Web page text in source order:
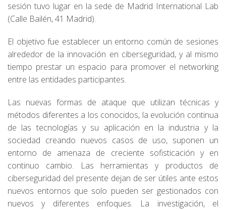
sesión tuvo lugar en la sede de Madrid International Lab
(Calle Bailén, 41 Madrid).
El objetivo fue establecer un entorno común de sesiones
alrededor de la innovación en ciberseguridad, y al mismo
tiempo prestar un espacio para promover el networking
entre las entidades participantes.
Las nuevas formas de ataque que utilizan técnicas y
métodos diferentes a los conocidos, la evolución continua
de las tecnologías y su aplicación en la industria y la
sociedad creando nuevos casos de uso, suponen un
entorno de amenaza de creciente sofisticación y en
continuo cambio. Las herramientas y productos de
ciberseguridad del presente dejan de ser útiles ante estos
nuevos entornos que solo pueden ser gestionados con
nuevos y diferentes enfoques. La investigación, el